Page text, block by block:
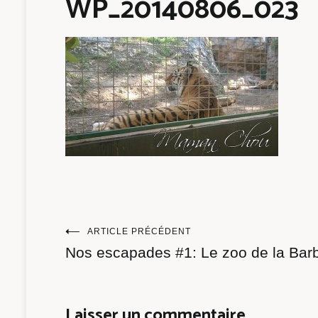
WP_20140806_023
Navigation
ARTICLE PRÉCÉDENT
Nos escapades #1: Le zoo de la